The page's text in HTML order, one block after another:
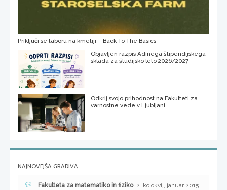
Priključi se taboru na kmetiji – Back To The Basics
Objavljen razpis Adinega štipendijskega
sklada za študijsko leto 2026/2027
Odkrij svojo prihodnost na Fakulteti za
varnostne vede v Ljubljani
NAJNOVEJŠA GRADIVA
Fakulteta za matematiko in fiziko: 2. kolokvij, januar 2015